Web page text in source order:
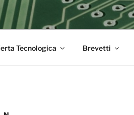
Tecnologica Brevetti